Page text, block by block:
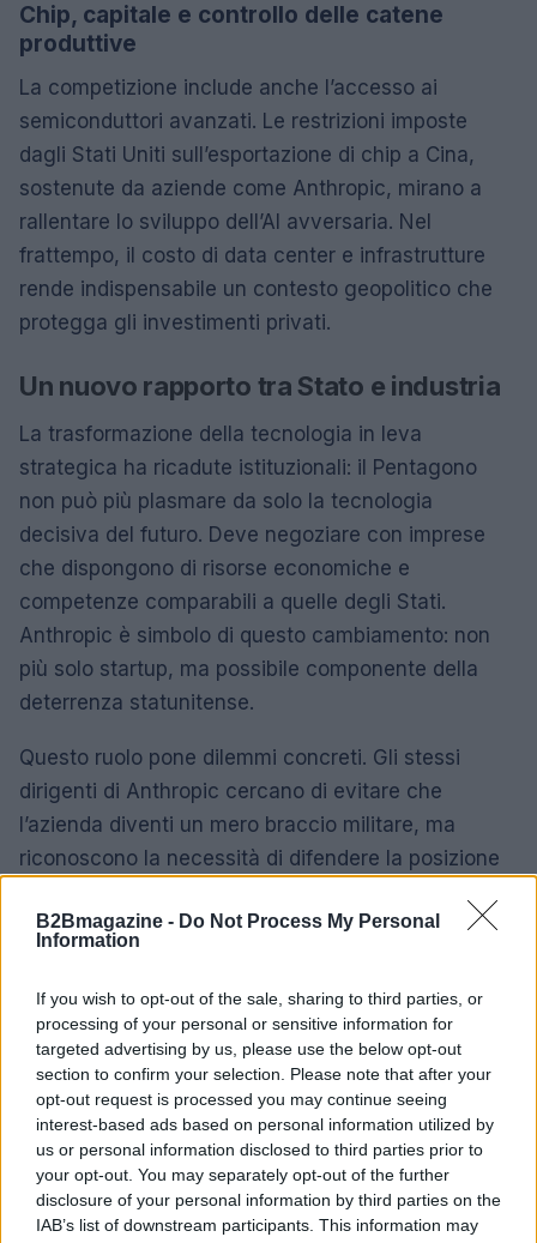
B2Bmagazine - Do Not Process My Personal
Information
If you wish to opt-out of the sale, sharing to third parties, or
processing of your personal or sensitive information for
targeted advertising by us, please use the below opt-out
section to confirm your selection. Please note that after your
opt-out request is processed you may continue seeing
interest-based ads based on personal information utilized by
us or personal information disclosed to third parties prior to
your opt-out. You may separately opt-out of the further
disclosure of your personal information by third parties on the
IAB’s list of downstream participants. This information may
Chip, capitale e controllo delle catene
produttive
La competizione include anche l’accesso ai
semiconduttori avanzati. Le restrizioni imposte
dagli Stati Uniti sull’esportazione di chip a Cina,
sostenute da aziende come Anthropic, mirano a
rallentare lo sviluppo dell’AI avversaria. Nel
frattempo, il costo di data center e infrastrutture
rende indispensabile un contesto geopolitico che
protegga gli investimenti privati.
Un nuovo rapporto tra Stato e industria
La trasformazione della tecnologia in leva
strategica ha ricadute istituzionali: il Pentagono
non può più plasmare da solo la tecnologia
decisiva del futuro. Deve negoziare con imprese
che dispongono di risorse economiche e
competenze comparabili a quelle degli Stati.
Anthropic è simbolo di questo cambiamento: non
più solo startup, ma possibile componente della
deterrenza statunitense.
Questo ruolo pone dilemmi concreti. Gli stessi
dirigenti di Anthropic cercano di evitare che
l’azienda diventi un mero braccio militare, ma
riconoscono la necessità di difendere la posizione
segna la transizione dell’AIda tecnologia
Conclusioni: tra prudenza e potere
Il caso Anthropic mostra come etica, business e
sicurezza possano intrecciarsi in modi
imprevedibili. Proteggere la democrazia e tutelare
gli interessi nazionali diventano obiettivi che
spingono privati e istituzioni in alleanze complesse.
Capire questo equilibrio è essenziale per